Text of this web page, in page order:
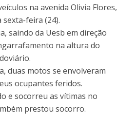
na avenida Olivia Flores,
feira (24).
saindo da Uesb em direção
na altura do
duas motos se envolveram
ocupantes feridos.
e socorreu as vítimas no
prestou socorro.